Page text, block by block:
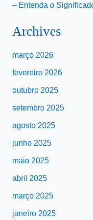
– Entenda o
Archives
março 2026
fevereiro 2026
outubro 2025
setembro 2025
agosto 2025
junho 2025
maio 2025
abril 2025
março 2025
janeiro 2025